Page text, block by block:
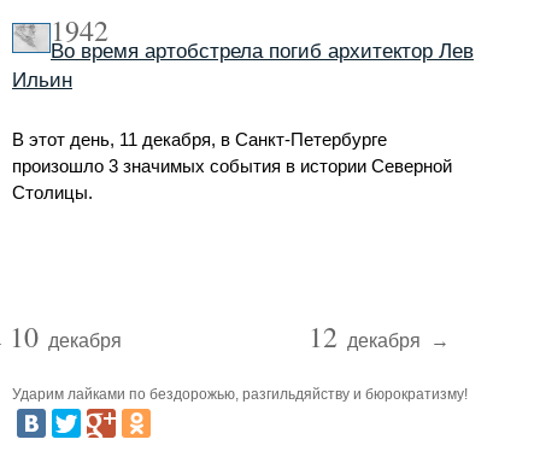
1942
Во время артобстрела погиб архитектор Лев
Ильин
В этот день, 11 декабря, в Санкт-Петербурге
произошло 3 значимых события в истории Северной
Столицы.
10 декабря 12 декабря →
Ударим лайками по бездорожью, разгильдяйству и бюрократизму!